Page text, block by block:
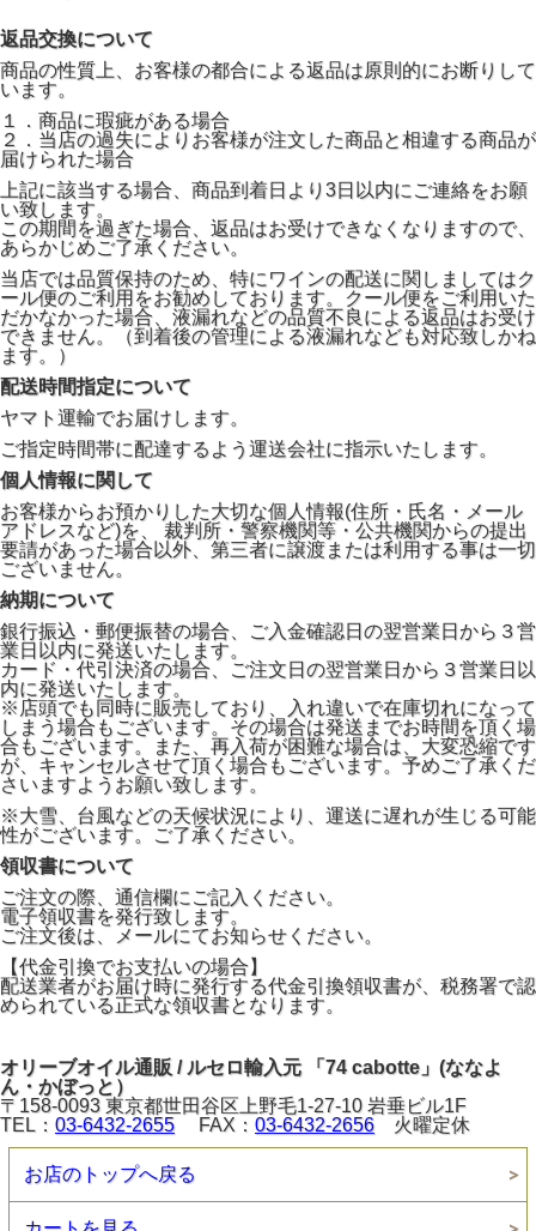
返品交換について
商品の性質上、お客様の都合による返品は原則的にお断りして
います。
１．商品に瑕疵がある場合
２．当店の過失によりお客様が注文した商品と相違する商品が
届けられた場合
上記に該当する場合、商品到着日より3日以内にご連絡をお願
い致します。
この期間を過ぎた場合、返品はお受けできなくなりますので、
あらかじめご了承ください。
当店では品質保持のため、特にワインの配送に関しましてはク
ール便のご利用をお勧めしております。クール便をご利用いた
だかなかった場合、液漏れなどの品質不良による返品はお受け
できません。（到着後の管理による液漏れなども対応致しかね
ます。）
配送時間指定について
ヤマト運輸でお届けします。
ご指定時間帯に配達するよう運送会社に指示いたします。
個人情報に関して
お客様からお預かりした大切な個人情報(住所・氏名・メール
アドレスなど)を、 裁判所・警察機関等・公共機関からの提出
要請があった場合以外、第三者に譲渡または利用する事は一切
ございません。
納期について
銀行振込・郵便振替の場合、ご入金確認日の翌営業日から３営
業日以内に発送いたします。
カード・代引決済の場合、ご注文日の翌営業日から３営業日以
内に発送いたします。
※店頭でも同時に販売しており、入れ違いで在庫切れになって
しまう場合もございます。その場合は発送までお時間を頂く場
合もございます。また、再入荷が困難な場合は、大変恐縮です
が、キャンセルさせて頂く場合もございます。予めご了承くだ
さいますようお願い致します。
※大雪、台風などの天候状況により、運送に遅れが生じる可能
性がございます。ご了承ください。
領収書について
ご注文の際、通信欄にご記入ください。
電子領収書を発行致します。
ご注文後は、メールにてお知らせください。
【代金引換でお支払いの場合】
配送業者がお届け時に発行する代金引換領収書が、税務署で認
められている正式な領収書となります。
オリーブオイル通販 / ルセロ輸入元 「74 cabotte」(ななよ
ん・かぼっと）
〒158-0093 東京都世田谷区上野毛1-27-10 岩垂ビル1F
TEL： 03-6432-2655 FAX： 03-6432-2656 火曜定休
お店のトップへ戻る